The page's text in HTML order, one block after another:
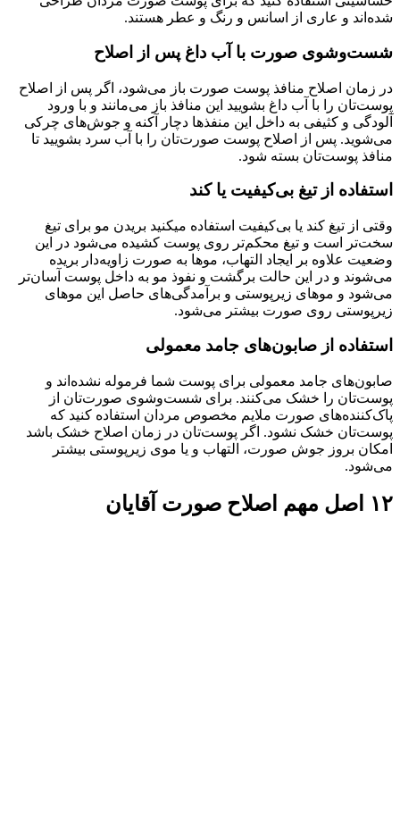
شده‌اند و عاری از اسانس و رنگ و عطر هستند.
شست‌وشوی صورت با آب داغ پس از اصلاح
در زمان اصلاح منافذ پوست صورت باز می‌شود، اگر پس از اصلاح
پوست‌تان را با آب داغ بشویید این منافذ باز می‌مانند و با ورود
آلودگی و کثیفی به داخل این منفذها دچار آکنه و جوش‌های چرکی
می‌شوید. پس از اصلاح پوست صورت‌تان را با آب سرد بشویید تا
منافذ پوست‌تان بسته شود.
استفاده از تیغ بی‌کیفیت یا کند
وقتی از تیغ کند یا بی‌کیفیت استفاده میکنید بریدن مو برای تیغ
سخت‌تر است و تیغ محکم‌تر روی پوست کشیده می‌شود در این
وضعیت علاوه بر ایجاد التهاب، موها به صورت زاویه‌دار بریده
می‌شوند و در این حالت برگشت و نفوذ مو به داخل پوست آسان‌تر
می‌شود و موهای زیرپوستی و برآمدگی‌های حاصل این موهای
زیرپوستی روی صورت بیشتر می‌شود.
استفاده از صابون‌های جامد معمولی
صابون‌های جامد معمولی برای پوست شما فرموله نشده‌اند و
پوست‌تان را خشک می‌کنند. برای شست‌وشوی صورت‌تان از
پاک‌کننده‌های صورت ملایم مخصوص مردان استفاده کنید که
پوست‌تان خشک نشود. اگر پوست‌تان در زمان اصلاح خشک باشد
امکان بروز جوش صورت، التهاب و یا موی زیر‌پوستی بیشتر
می‌شود.
۱۲ اصل مهم اصلاح صورت آقایان